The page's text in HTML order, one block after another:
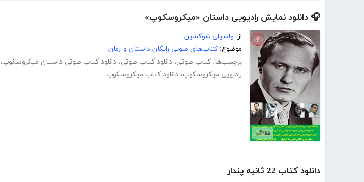
🎧 دانلود نمایش رادیویی داستان «میکروسکوپ»
از: واسیلی شوکشین
موضوع: کتاب‌های صوتی رایگان داستان و رمان
برچسب‌ها: کتاب صوتی، دانلود کتاب صوتی، دانلود کتاب صوتی داستان میکروسکوپ،
رادیویی میکروسکوپ، دانلود کتاب میکروسکوپ
دانلود کتاب 22 ثانیه پندار